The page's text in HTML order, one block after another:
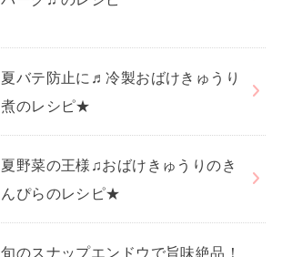
夏バテ防止に♬冷製おばけきゅうり
煮のレシピ★
夏野菜の王様♫おばけきゅうりのき
んぴらのレシピ★
旬のスナップエンドウで旨味絶品！